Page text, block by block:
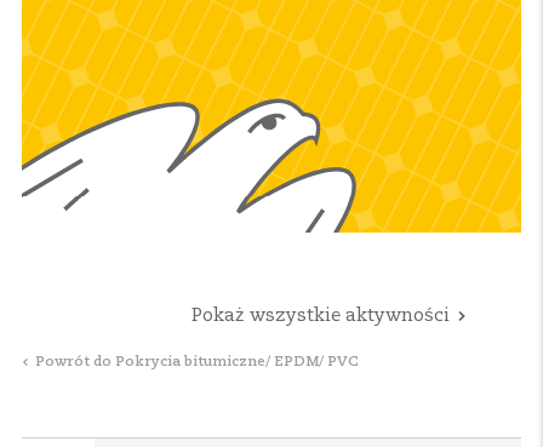
Pokaż wszystkie aktywności
Powrót do Pokrycia bitumiczne/ EPDM/ PVC